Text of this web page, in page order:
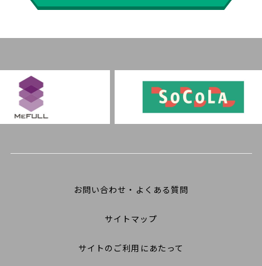
お問い合わせ・よくある質問
サイトマップ
サイトのご利用にあたって